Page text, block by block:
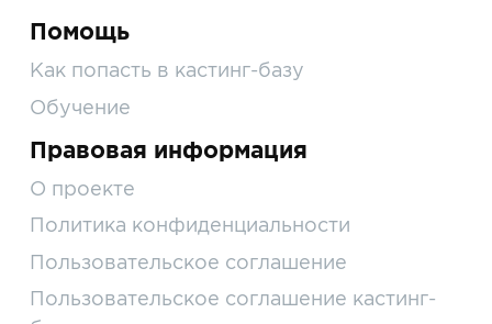
Помощь
Как попасть в кастинг-базу
Обучение
Правовая информация
О проекте
Политика конфиденциальности
Пользовательское соглашение
Пользовательское соглашение кастинг-